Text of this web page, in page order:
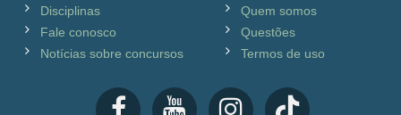
Disciplinas
Fale conosco
Notícias sobre concursos
Quem somos
Questões
Termos de uso